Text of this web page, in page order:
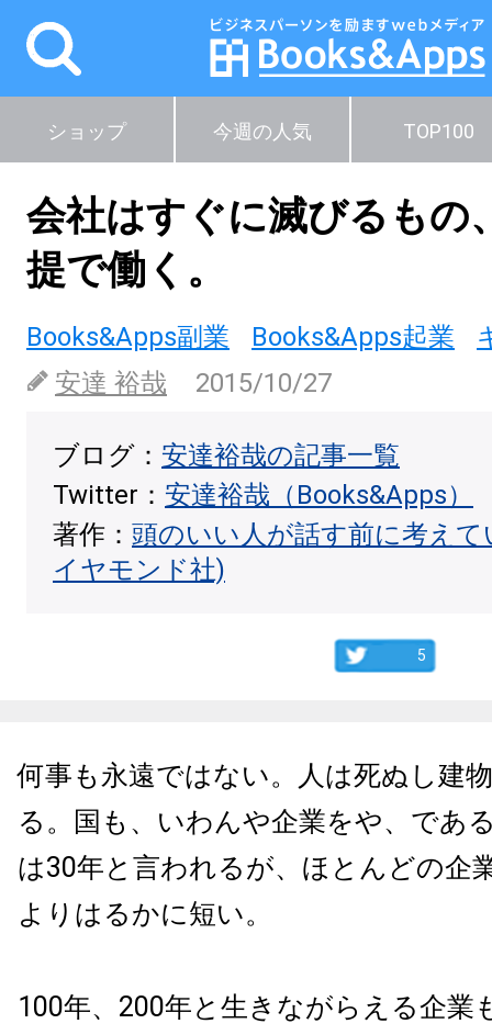
ショップ 今週の人気 TOP100
会社はすぐに滅びるもの
提で働く。
Books&Apps副業 Books&Apps起業
安達 裕哉
2015/10/27
ブログ： 安達裕哉の記事一覧
Twitter： 安達裕哉（Books&Apps）
著作： 頭のいい人が話す前に考え
イヤモンド社)
5
何事も永遠ではない。人は死ぬし建
る。国も、いわんや企業をや、であ
は30年と言われるが、ほとんどの企
よりはるかに短い。
100年、200年と生きながらえる企業